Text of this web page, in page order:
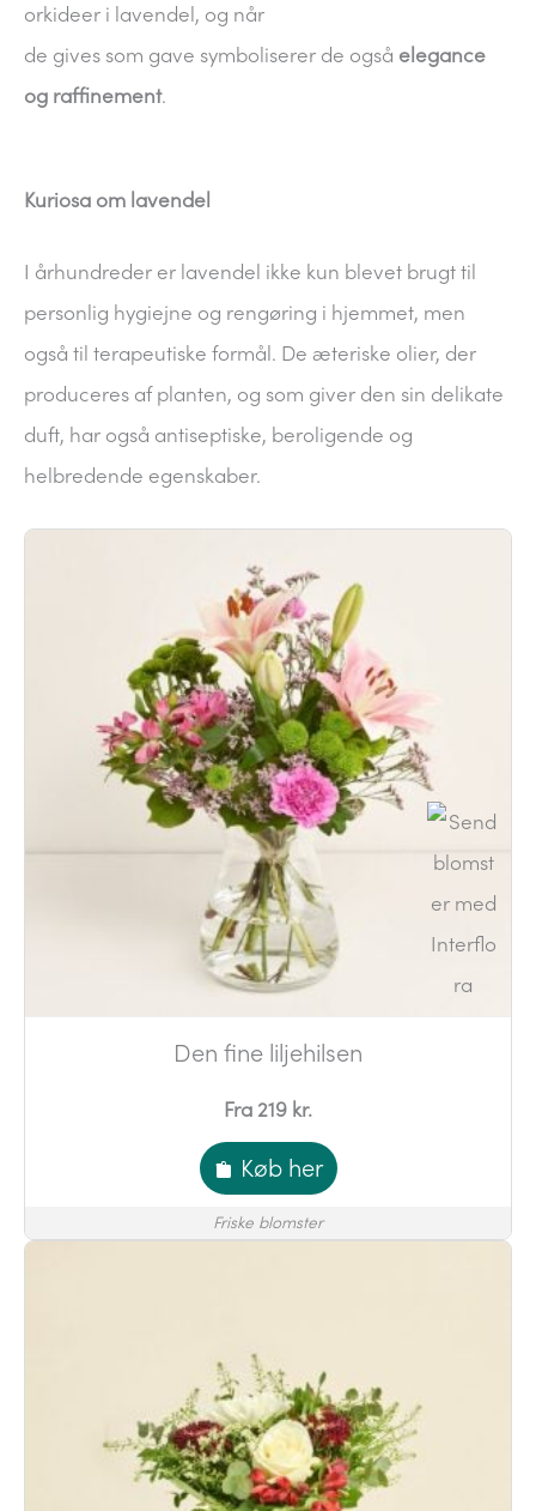
orkideer i lavendel, og når
de gives som gave symboliserer de også elegance
og raffinement.
Kuriosa om lavendel
I århundreder er lavendel ikke kun blevet brugt til
personlig hygiejne og rengøring i hjemmet, men
også til terapeutiske formål. De æteriske olier, der
produceres af planten, og som giver den sin delikate
duft, har også antiseptiske, beroligende og
helbredende egenskaber.
Den fine liljehilsen
Fra 219 kr.
Køb her
Friske blomster